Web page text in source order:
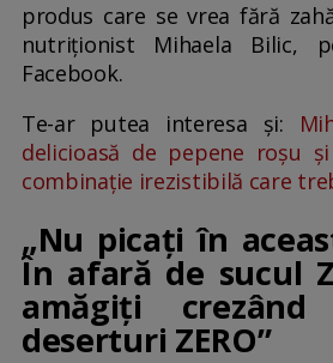
produs care se vrea fără
nutriționist Mihaela Bilic,
Facebook.
Te-ar putea interesa și:
delicioasă de pepene roșu
combinație irezistibilă care
„Nu picați în
În afară de sucul
amăgiți
deserturi ZERO”